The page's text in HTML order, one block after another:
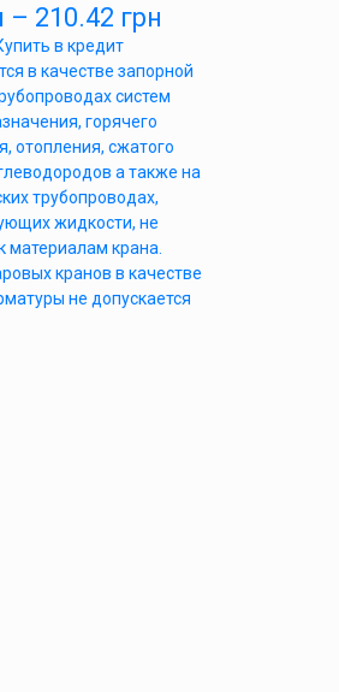
– 210.42 грн
в кредит
в качестве запорной
систем
горячего
отопления, сжатого
а также на
трубопроводах,
жидкости, не
материалам крана.
кранов в качестве
не допускается